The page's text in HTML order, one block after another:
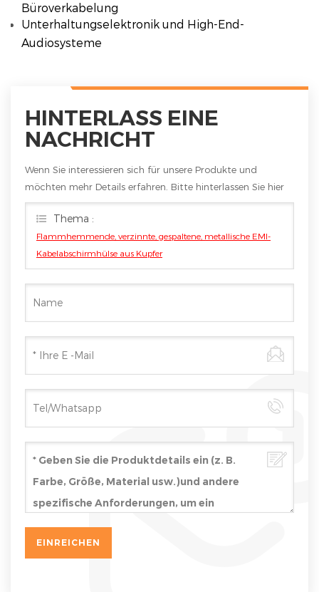
Büroverkabelung
Unterhaltungselektronik und High-End-
Audiosysteme
HINTERLASS EINE
NACHRICHT
Wenn Sie interessieren sich für unsere Produkte und
möchten mehr Details erfahren. Bitte hinterlassen Sie hier
eine Nachricht. Wir werden Ihnen so schnell wie möglich
antwortenThema :
Flammhemmende, verzinnte, gespaltene, metallische EMI-
Kabelabschirmhülse aus Kupfer